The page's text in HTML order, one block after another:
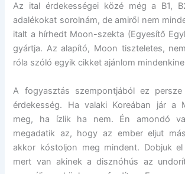
Az ital érdekességei közé még a B1,
adalékokat sorolnám, de amiről nem
italt a hírhedt Moon-szekta (Egyesítő
gyártja. Az alapító, Moon tiszteletes,
róla szóló egyik cikket ajánlom
A fogyasztás szempontjából ez
érdekesség. Ha valaki Koreában jár a
meg, ha ízlik ha nem. Én amondó
megadatik az, hogy az ember eljut
akkor kóstoljon meg mindent. Dobjuk el
mert van akinek a disznóhús az